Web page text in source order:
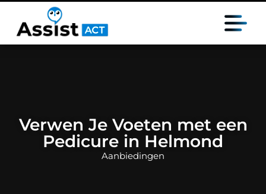
Verwen Je Voeten met een
Pedicure in Helmond
Aanbiedingen